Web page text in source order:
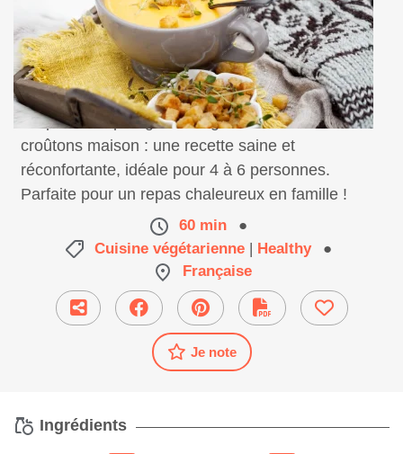
Préparez un potage aux légumes d’hiver et
croûtons maison : une recette saine et
réconfortante, idéale pour 4 à 6 personnes.
Parfaite pour un repas chaleureux en famille !
60 min
●
Cuisine végétarienne | Healthy
●
Française
Je note
Ingrédients